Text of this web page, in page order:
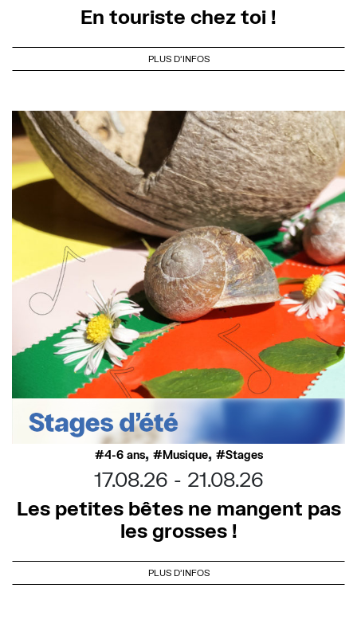
En touriste chez toi !
PLUS D'INFOS
4-6 ans, Musique, Stages
17.08.26
21.08.26
Les petites bêtes ne mangent pas
les grosses !
PLUS D'INFOS